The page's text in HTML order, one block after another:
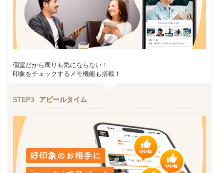
個室だから周りも気にならない！
印象をチェックするメモ機能も搭載！
STEP3 アピールタイム